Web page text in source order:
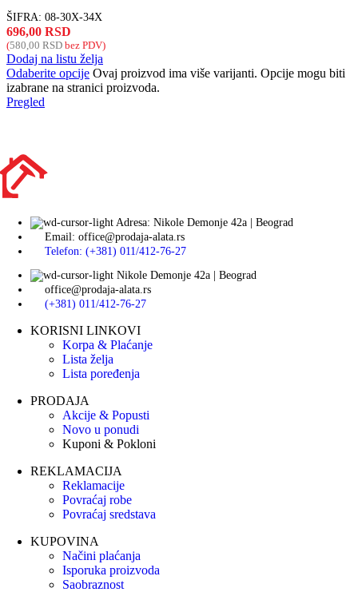
ŠIFRA: 08-30X-34X
696,00 RSD
(580,00 RSD bez PDV)
Dodaj na listu želja
Odaberite opcije Ovaj proizvod ima više varijanti. Opcije mogu biti
izabrane na stranici proizvoda.
Pregled
Adresa: Nikole Demonje 42a | Beograd
Email: office@prodaja-alata.rs
Telefon: (+381) 011/412-76-27
Nikole Demonje 42a | Beograd
office@prodaja-alata.rs
(+381) 011/412-76-27
KORISNI LINKOVI
Korpa & Plaćanje
Lista želja
Lista poređenja
PRODAJA
Akcije & Popusti
Novo u ponudi
Kuponi & Pokloni
REKLAMACIJA
Reklamacije
Povraćaj robe
Povraćaj sredstava
KUPOVINA
Načini plaćanja
Isporuka proizvoda
Saobraznost